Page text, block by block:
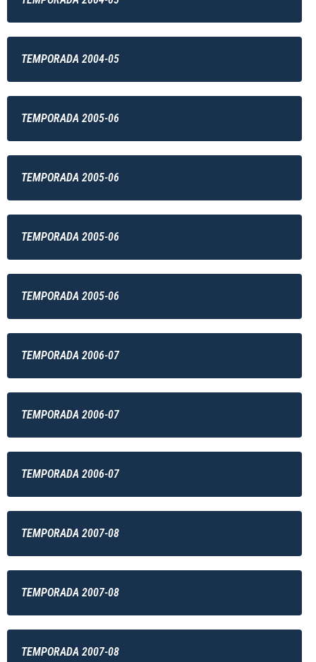
TEMPORADA 2004-05
TEMPORADA 2005-06
TEMPORADA 2005-06
TEMPORADA 2005-06
TEMPORADA 2005-06
TEMPORADA 2006-07
TEMPORADA 2006-07
TEMPORADA 2006-07
TEMPORADA 2007-08
TEMPORADA 2007-08
TEMPORADA 2007-08